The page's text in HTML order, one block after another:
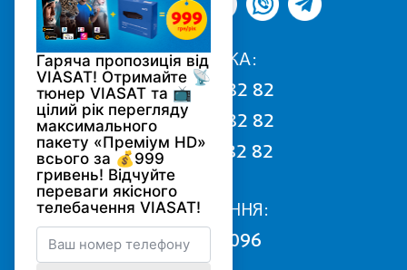
ПІДТРИМКА:
068 170 82 82
050 170 82 82
093 170 82 82
ПІДКЛЮЧЕННЯ:
0800 502 096